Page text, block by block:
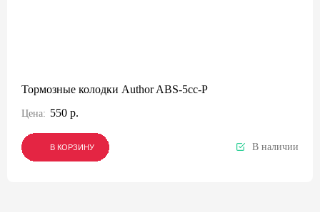
Тормозные колодки Author ABS-5cc-P
Цена: 550 р.
В КОРЗИНУ
В КОРЗИНУ
В КОРЗИНУ В наличии